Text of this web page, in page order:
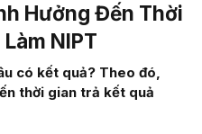
Hưởng Đến Thời
NIPT
có kết quả? Theo đó,
thời gian trả kết quả